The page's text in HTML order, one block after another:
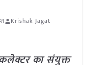
Krishak Jagat
का संयुक्त